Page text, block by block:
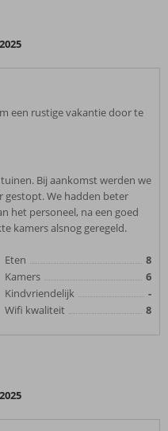
een rustige vakantie door te
Bij aankomst werden we
gestopt. We hadden beter
het personeel, na een goed
kamers alsnog geregeld.
Eten
8
Kamers
6
Kindvriendelijk
-
Wifi kwaliteit
8